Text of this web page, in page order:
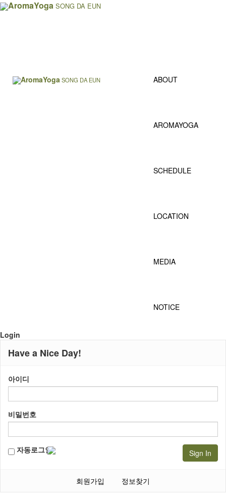
AromaYoga SONG DA EUN
AromaYogaSONG DA EUN ABOUT
AROMAYOGA
SCHEDULE
LOCATION
MEDIA
NOTICE
Login
Have a Nice Day!
아이디
비밀번호
자동로그인 Sign In
회원가입 정보찾기